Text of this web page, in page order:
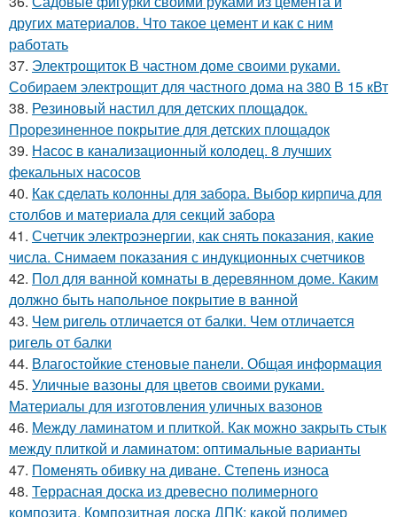
других материалов. Что такое цемент и как с ним
работать
37. Электрощиток В частном доме своими руками.
Собираем электрощит для частного дома на 380 В 15 кВт
38. Резиновый настил для детских площадок.
Прорезиненное покрытие для детских площадок
39. Насос в канализационный колодец. 8 лучших
фекальных насосов
40. Как сделать колонны для забора. Выбор кирпича для
столбов и материала для секций забора
41. Счетчик электроэнергии, как снять показания, какие
числа. Снимаем показания с индукционных счетчиков
42. Пол для ванной комнаты в деревянном доме. Каким
должно быть напольное покрытие в ванной
43. Чем ригель отличается от балки. Чем отличается
ригель от балки
44. Влагостойкие стеновые панели. Общая информация
45. Уличные вазоны для цветов своими руками.
Материалы для изготовления уличных вазонов
46. Между ламинатом и плиткой. Как можно закрыть стык
между плиткой и ламинатом: оптимальные варианты
47. Поменять обивку на диване. Степень износа
48. Террасная доска из древесно полимерного
композита. Композитная доска ДПК: какой полимер